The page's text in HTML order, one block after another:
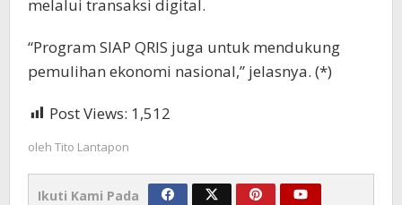
melalui transaksi digital.
“Program SIAP QRIS juga untuk mendukung
pemulihan ekonomi nasional,” jelasnya. (*)
Post Views: 1,512
oleh Tito Lantapon
Ikuti Kami Pada